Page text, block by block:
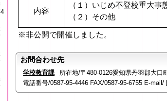
内容
（１）いじめ不登校重大事
（２）その他
※非公開で開催しました。
お問合わせ先
学校教育課
所在地/〒480-0126愛知県丹羽郡大口
電話番号/0587-95-4446 FAX/0587-95-6755 E-mail/